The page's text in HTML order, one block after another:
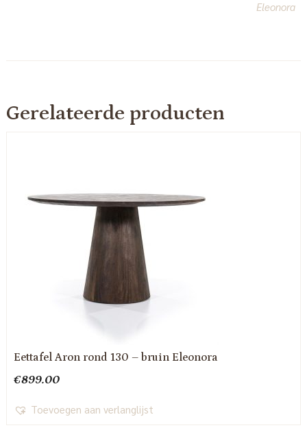
Eleonora
Gerelateerde producten
Eettafel Aron rond 130 – bruin Eleonora
€899.00
Toevoegen aan verlanglijst